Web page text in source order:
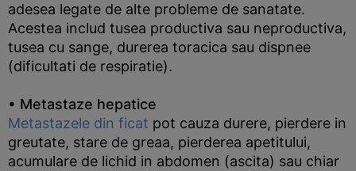
adesea legate de alte probleme de sanatate.
Acestea includ tusea productiva sau neproductiva,
tusea cu sange, durerea toracica sau dispnee
(dificultati de respiratie).
• Metastaze hepatice
Metastazele din ficat pot cauza durere, pierdere in
greutate, stare de greaa, pierderea apetitului,
acumulare de lichid in abdomen (ascita) sau chiar